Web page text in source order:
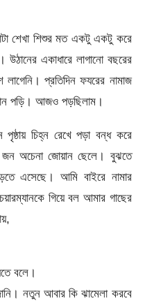
শেখা শিশুর মত একটু একটু করে
একাধারে লাগানো বছরের
প্রতিদিন ফযরের নামাজ
পড়ি। আজও পড়ছিলাম।
চিহ্ন রেখে পড়া বন্ধ করে
জন অচেনা জোয়ান ছেলে। বুঝতে
এসেছে। আমি বাইরে নামার
গিয়ে বল আমার গাছের
বলে।
নতুন আবার কি ঝামেলা করবে